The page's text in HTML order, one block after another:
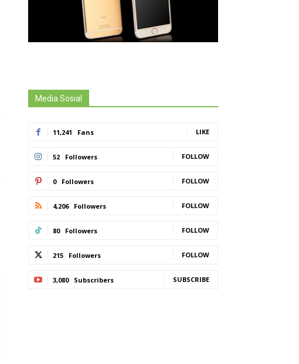
Media Sosial
11,241 Fans LIKE
52 Followers FOLLOW
0 Followers FOLLOW
4,206 Followers FOLLOW
80 Followers FOLLOW
215 Followers FOLLOW
3,080 Subscribers SUBSCRIBE